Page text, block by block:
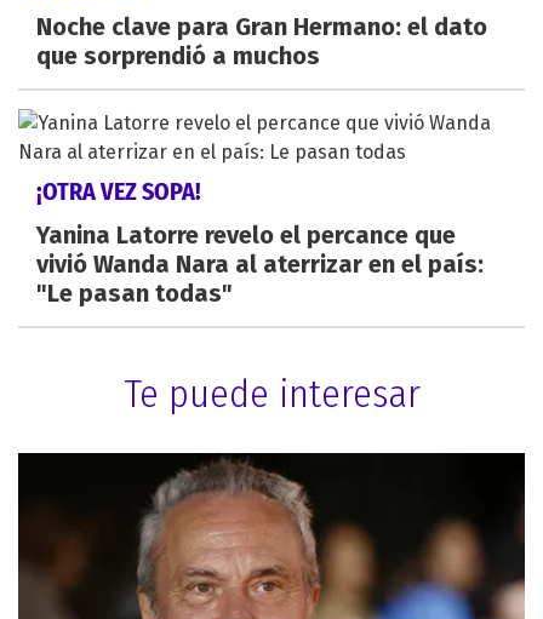
Noche clave para Gran Hermano: el dato
que sorprendió a muchos
¡OTRA VEZ SOPA!
Yanina Latorre revelo el percance que
vivió Wanda Nara al aterrizar en el país:
"Le pasan todas"
Te puede interesar